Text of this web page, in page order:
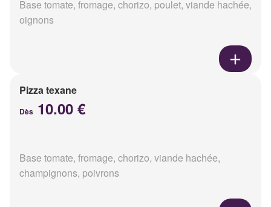
Base tomate, fromage, chorizo, poulet, viande hachée,
oignons
Pizza texane
Dès 10.00 €
Base tomate, fromage, chorizo, viande hachée,
champignons, poivrons